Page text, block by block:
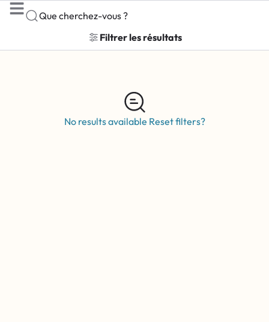
Que cherchez-vous ?
Filtrer les résultats
No results available Reset filters?